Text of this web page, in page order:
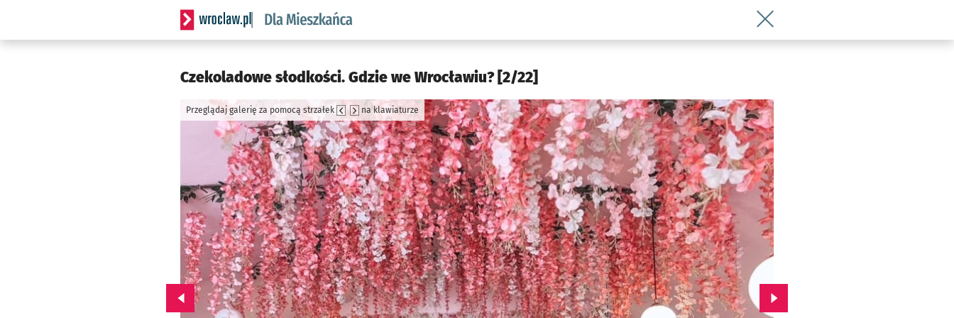
Serwis informacyjny wroclaw.pl podserwis: Dla mieszkańca
Wróć do artykułu Czekoladowe
Czekoladowe słodkości. Gdzie we Wrocławiu? [2/22]
Przeglądaj galerię za pomocą strzałek na klawiaturze
Przejdź do poprzedniego zdjęcia. Przejdź do kolejnego zdjęcia.